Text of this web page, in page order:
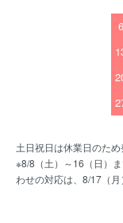
6
土日祝日は休業日のた
※8/8（土）～16（日）
わせの対応は、8/17（月